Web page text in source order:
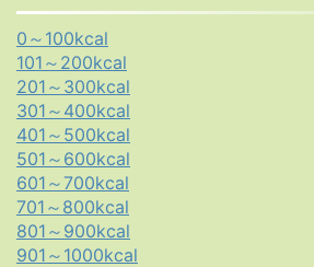
0～100kcal
101～200kcal
201～300kcal
301～400kcal
401～500kcal
501～600kcal
601～700kcal
701～800kcal
801～900kcal
901～1000kcal